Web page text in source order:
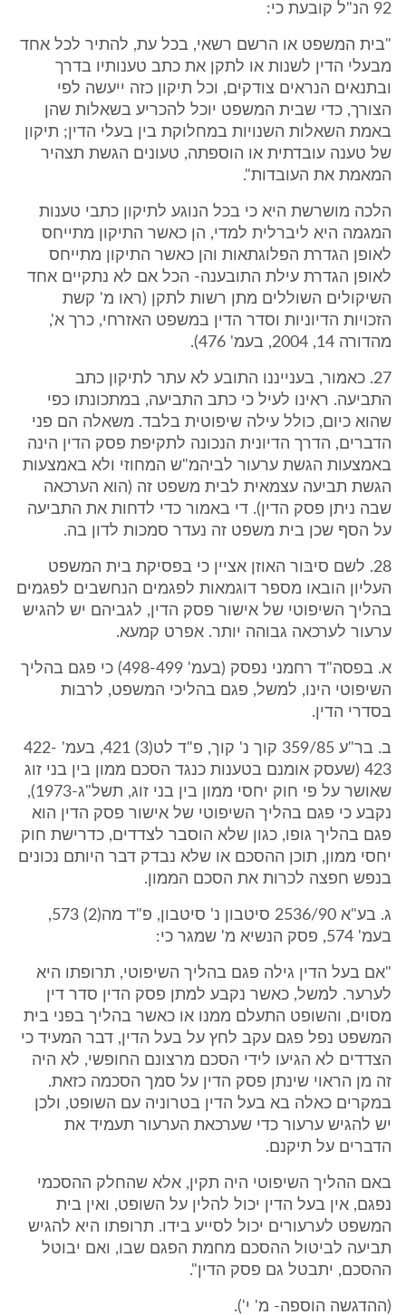
92 הנ"ל קובעת כי:
"בית המשפט או הרשם רשאי, בכל עת, להתיר לכל אחד
מבעלי הדין לשנות או לתקן את כתב טענותיו בדרך
ובתנאים הנראים צודקים, וכל תיקון כזה ייעשה לפי
הצורך, כדי שבית המשפט יוכל להכריע בשאלות שהן
באמת השאלות השנויות במחלוקת בין בעלי הדין; תיקון
של טענה עובדתית או הוספתה, טעונים הגשת תצהיר
המאמת את העובדות".
הלכה מושרשת היא כי בכל הנוגע לתיקון כתבי טענות
המגמה היא ליברלית למדי, הן כאשר התיקון מתייחס
לאופן הגדרת הפלוגתאות והן כאשר התיקון מתייחס
לאופן הגדרת עילת התובענה- הכל אם לא נתקיים אחד
השיקולים השוללים מתן רשות לתקן (ראו מ' קשת
הזכויות הדיוניות וסדר הדין במשפט האזרחי, כרך א',
מהדורה 14, 2004, בעמ' 476).
27. כאמור, בענייננו התובע לא עתר לתיקון כתב
התביעה. ראינו לעיל כי כתב התביעה, במתכונתו כפי
שהוא כיום, כולל עילה שיפוטית בלבד. משאלה הם פני
הדברים, הדרך הדיונית הנכונה לתקיפת פסק הדין הינה
באמצעות הגשת ערעור לביהמ"ש המחוזי ולא באמצעות
הגשת תביעה עצמאית לבית משפט זה (הוא הערכאה
שבה ניתן פסק הדין). די באמור כדי לדחות את התביעה
על הסף שכן בית משפט זה נעדר סמכות לדון בה.
28. לשם סיבּור האוזן אציין כי בפסיקת בית המשפט
העליון הובאו מספר דוגמאות לפגמים הנחשבים לפגמים
בהליך השיפוטי של אישור פסק הדין, לגביהם יש להגיש
ערעור לערכאה גבוהה יותר. אפרט קמעא.
א. בפסה"ד רחמני נפסק (בעמ' 498-499) כי פגם בהליך
השיפוטי הינו, למשל, פגם בהליכי המשפט, לרבות
בסדרי הדין.
ב. בר"ע 359/85 קוך נ' קוך, פ"ד לט(3) 421, בעמ' 422-
423 (שעסק אומנם בטענות כנגד הסכם ממון בין בני זוג
שאושר על פי חוק יחסי ממון בין בני זוג, תשל"ג-1973),
נקבע כי פגם בהליך השיפוטי של אישור פסק הדין הוא
פגם בהליך גופו, כגון שלא הוסבר לצדדים, כדרישת חוק
יחסי ממון, תוכן ההסכם או שלא נבדק דבר היותם נכונים
בנפש חפצה לכרות את הסכם הממון.
ג. בע"א 2536/90 סיטבון נ' סיטבון, פ"ד מה(2) 573,
בעמ' 574, פסק הנשיא מ' שמגר כי:
"אם בעל הדין גילה פגם בהליך השיפוטי, תרופתו היא
לערער. למשל, כאשר נקבע למתן פסק הדין סדר דין
מסוים, והשופט התעלם ממנו או כאשר בהליך בפני בית
המשפט נפל פגם עקב לחץ על בעל הדין, דבר המעיד כי
הצדדים לא הגיעו לידי הסכם מרצונם החופשי, לא היה
זה מן הראוי שינתן פסק הדין על סמך הסכמה כזאת.
במקרים כאלה בא בעל הדין בטרוניה עם השופט, ולכן
יש להגיש ערעור כדי שערכאת הערעור תעמיד את
הדברים על תיקנם.
באם ההליך השיפוטי היה תקין, אלא שהחלק ההסכמי
נפגם, אין בעל הדין יכול להלין על השופט, ואין בית
המשפט לערעורים יכול לסייע בידו. תרופתו היא להגיש
תביעה לביטול ההסכם מחמת הפגם שבו, ואם יבוטל
ההסכם, יתבטל גם פסק הדין".
(ההדגשה הוספה- מ' י').